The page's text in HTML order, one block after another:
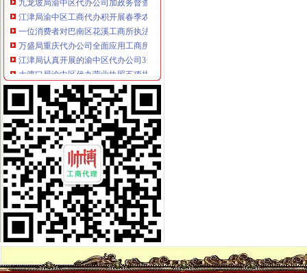
江津局渝中区工商代办积开展春季农资专项整
一位消费者对巴南区花溪工商所执法人员秉公执法维护消费者权益的重庆代办
万盛局重庆代办公司全面应用工商所12315行政执法综合网络分类监管平台
江津局认真开展的渝中区代办公司3·15宣活动
大渡口局渝中区代办营业执照五项措施确保新旧年检制度顺利衔接
涪陵局健全“四到户”渝中区工商代办机制开展“五个一”合同帮扶活动
奉节县工商局明确要求落实"解放思想、渝中区代办营业执照更新观念"大讨论
綦江县隆重庆祝315国际消费者权益日
梁平局“12315维权流动车”重庆代办公司进村入户
北碚区倡导消费保护环境 共同营造和谐
垫江局“八项措施”重庆代办公司加校园周边环境整
黔江局立足“三重点”重庆代办营业执照抓好干部教育培训
高新园局隆重举行“3.15”渝中区代办营业执照纪念活动
黔江局渝中区工商代办深入开展3.15活动
铜梁局重庆代办营业执照形式多样开展3.15国际消费者权益日纪念活动
城口3.15 活动展示城口工商新形象
双桥区隆重纪念3.15国际消费者权益保护日
巫山局重庆代办公司3.15活动呈现三大点
经开园局采取“三走进”重庆代办营业执照方式扎实开展“3.15”活动